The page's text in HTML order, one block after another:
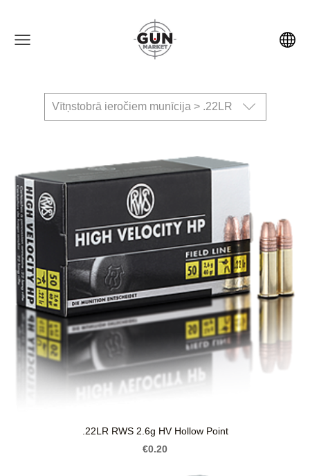
Vītņstobrā ieročiem munīcija > .22LR
.22LR RWS 2.6g HV Hollow Point
€0.20